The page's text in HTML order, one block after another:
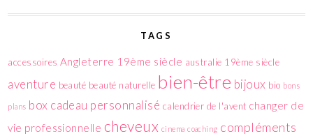
TAGS
accessoires Angleterre 19ème siècle australie 19ème siècle
aventure beauté beauté naturelle bien-être bijoux bio bons
plans box cadeau personnalisé calendrier de l'avent changer de
vie professionnelle cheveux cinema coaching compléments